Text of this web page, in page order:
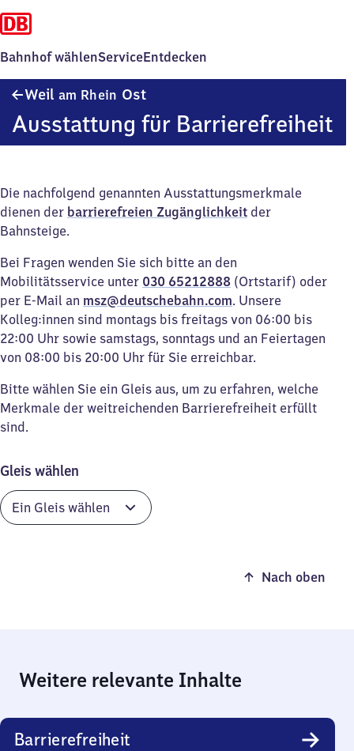
Bahnhof wählenServiceEntdecken
Weil am Rhein OstWeil
Ost
Ausstattung für Barrierefreiheit
Die nachfolgend genannten Ausstattungsmerkmale
dienen der barrierefreien Zugänglichkeit der
Bahnsteige.
Bei Fragen wenden Sie sich bitte an den
Mobilitätsservice unter 030 65212888 (Ortstarif) oder
per E-Mail an msz@deutschebahn.com. Unsere
Kolleg:innen sind montags bis freitags von 06:00 bis
22:00 Uhr sowie samstags, sonntags und an Feiertagen
von 08:00 bis 20:00 Uhr für Sie erreichbar.
Bitte wählen Sie ein Gleis aus, um zu erfahren, welche
Merkmale der weitreichenden Barrierefreiheit erfüllt
sind.
Gleis wählen
Nach oben
Weitere relevante Inhalte
Barrierefreiheit